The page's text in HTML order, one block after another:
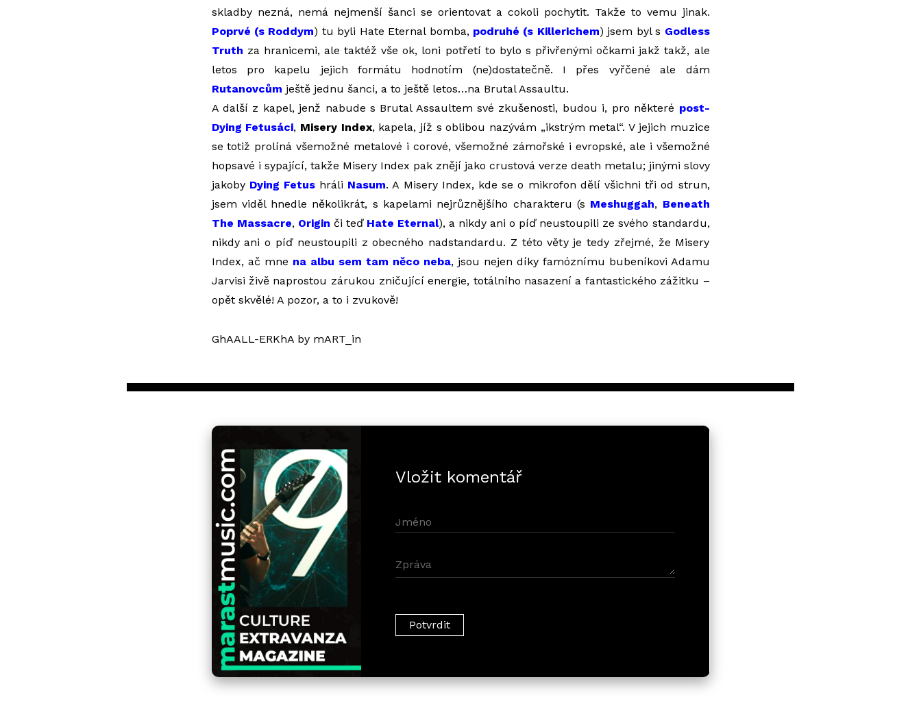
skladby nezná, nemá nejmenší šanci se orientovat a cokoli pochytit. Takže to vemu jinak.
Poprvé (s Roddym) tu byli Hate Eternal bomba, podruhé (s Killerichem) jsem byl s Godless
Truth za hranicemi, ale taktéž vše ok, loni potřetí to bylo s přivřenými očkami jakž takž, ale
letos pro kapelu jejich formátu hodnotím (ne)dostatečně. I přes vyřčené ale dám
Rutanovcům ještě jednu šanci, a to ještě letos…na Brutal Assaultu.
A další z kapel, jenž nabude s Brutal Assaultem své zkušenosti, budou i, pro některé post-
Dying Fetusáci, Misery Index, kapela, jíž s oblibou nazývám „ikstrým metal“. V jejich muzice
se totiž prolíná všemožné metalové i corové, všemožné zámořské i evropské, ale i všemožné
hopsavé i sypající, takže Misery Index pak znějí jako crustová verze death metalu; jinými slovy
jakoby Dying Fetushráli Nasum. A Misery Index, kde se o mikrofon dělí všichni tři od strun,
jsem viděl hnedle několikrát, s kapelami nejrůznějšího charakteru (s Meshuggah, Beneath
The Massacre, Origin či teď Hate Eternal), a nikdy ani o píď neustoupili ze svého standardu,
nikdy ani o píď neustoupili z obecného nadstandardu. Z této věty je tedy zřejmé, že Misery
Index, ač mne na albu sem tam něco neba, jsou nejen díky famóznímu bubeníkovi Adamu
Jarvisi živě naprostou zárukou zničující energie, totálního nasazení a fantastického zážitku –
opět skvělé! A pozor, a to i zvukově!
GhAALL-ERKhA by mART_in
Vložit komentář